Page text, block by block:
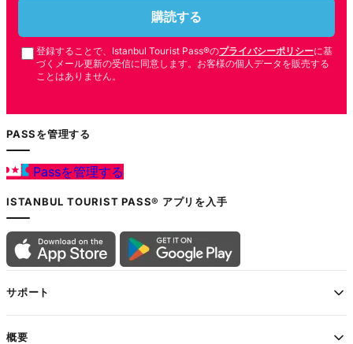
購読する
登録することで、Istanbul Tourist Pass®のプライバシーポリシーに基
づくメール更新の受信に同意します。お客様の個人データを販売する
ことはありません。
PASSを管理する
Passを管理する
ISTANBUL TOURIST PASS® アプリを入手
サポート
概要